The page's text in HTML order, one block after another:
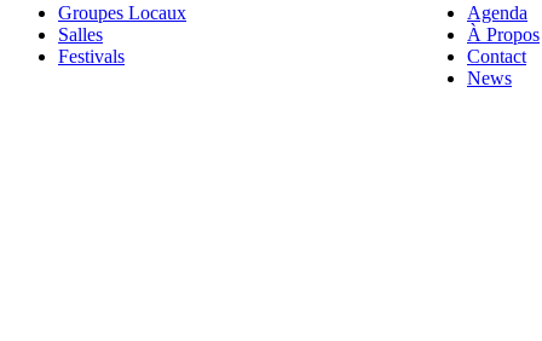
Groupes Locaux
Salles
Festivals
Agenda
À Propos
Contact
News